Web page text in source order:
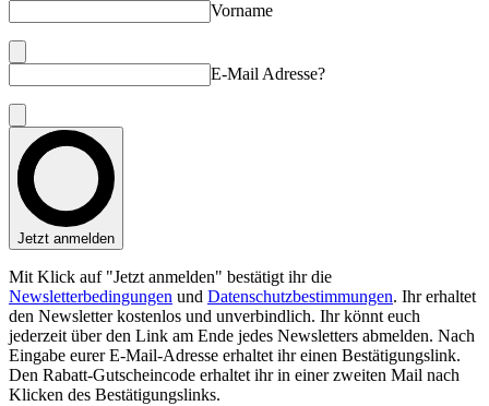
Vorname
E-Mail Adresse?
Jetzt anmelden
Mit Klick auf "Jetzt anmelden" bestätigt ihr die
Newsletterbedingungen und Datenschutzbestimmungen. Ihr erhaltet
den Newsletter kostenlos und unverbindlich. Ihr könnt euch
jederzeit über den Link am Ende jedes Newsletters abmelden. Nach
Eingabe eurer E-Mail-Adresse erhaltet ihr einen Bestätigungslink.
Den Rabatt-Gutscheincode erhaltet ihr in einer zweiten Mail nach
Klicken des Bestätigungslinks.